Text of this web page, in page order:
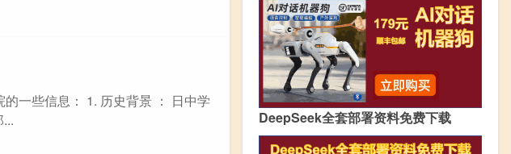
一些信息： 1. 历史背景 ： 日中学
DeepSeek全套部署资料免费下载